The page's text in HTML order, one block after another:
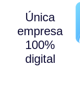
Única
empresa
100%
digital